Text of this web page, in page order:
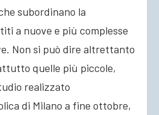
subordinano la
a nuove e più complesse
Non si può dire altrettanto
quelle più piccole,
realizzato
di Milano a fine ottobre,